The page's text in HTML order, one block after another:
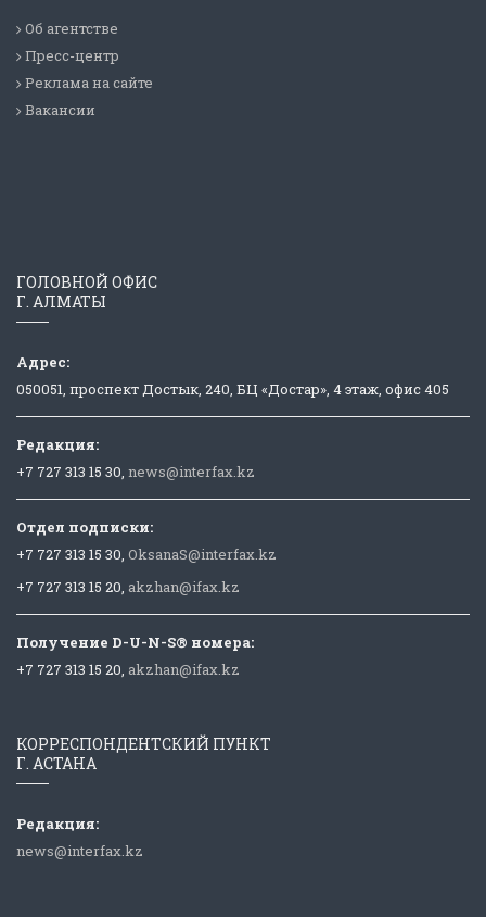
Об агентстве
Пресс-центр
Реклама на сайте
Вакансии
ГОЛОВНОЙ ОФИС
Г. АЛМАТЫ
Адрес:
050051, проспект Достык, 240, БЦ «Достар», 4 этаж, офис 405
Редакция:
+7 727 313 15 30, news@interfax.kz
Отдел подписки:
+7 727 313 15 30, OksanaS@interfax.kz
+7 727 313 15 20, akzhan@ifax.kz
Получение D-U-N-S® номера:
+7 727 313 15 20, akzhan@ifax.kz
КОРРЕСПОНДЕНТСКИЙ ПУНКТ
Г. АСТАНА
Редакция:
news@interfax.kz